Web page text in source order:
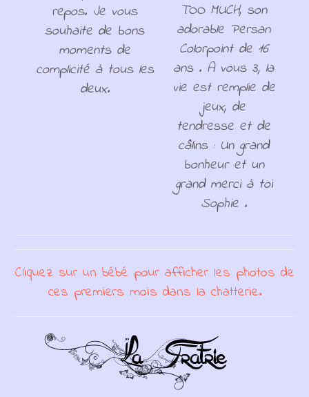
repos. Je vous
souhaite de bons
moments de
complicité à tous les
deux.
TOO MUCH, son
adorable Persan
Colorpoint de 16
ans . A vous 3, la
vie est remplie de
jeux, de
tendresse et de
câlins : Un grand
bonheur et un
grand merci à toi
Sophie .
Cliquez sur un bébé pour afficher les photos de
ces premiers mois dans la chatterie.